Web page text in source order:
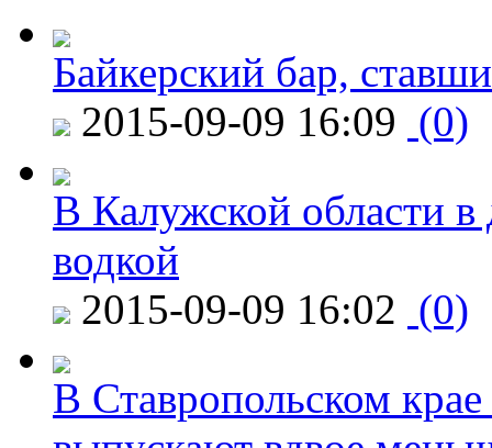
Байкерский бар,
2015-09-09 16:09 (0)
В Калужской области в
водкой
2015-09-09 16:02 (0)
В Ставропольском